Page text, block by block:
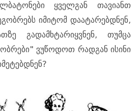
ყველგან თავიანთ
იმიტომ დაატარებდნენ,
გადამხტარიყვნენ, თუმცა
ვუწოდოთ რადგან ისინი